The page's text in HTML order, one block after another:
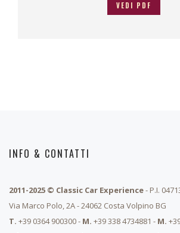
VEDI PDF
INFO & CONTATTI
2011-2025 © Classic Car Experience- P.I.
Via Marco Polo, 2A - 24062 Costa Volpino BG
T. +39 0364 900300 - M. +39 338 4734881 - M.